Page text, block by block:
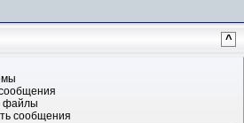
^
файлы
сообщения